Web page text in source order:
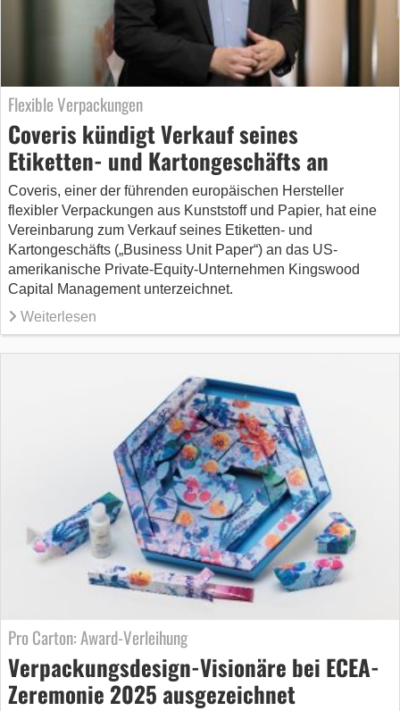
Flexible Verpackungen
Coveris kündigt Verkauf seines
Etiketten- und Kartongeschäfts an
Coveris, einer der führenden europäischen Hersteller
flexibler Verpackungen aus Kunststoff und Papier, hat eine
Vereinbarung zum Verkauf seines Etiketten- und
Kartongeschäfts („Business Unit Paper“) an das US-
amerikanische Private-Equity-Unternehmen Kingswood
Capital Management unterzeichnet.
Weiterlesen
Pro Carton: Award-Verleihung
Verpackungsdesign-Visionäre bei ECEA-
Zeremonie 2025 ausgezeichnet